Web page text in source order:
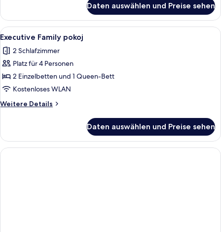
Daten auswählen und Preise sehen
Alle
Fotos
für
Executive
Family
pokoj
anzeigen
Executive Family pokoj |
13
Executive Family pokoj
2 Schlafzimmer
Platz für 4 Personen
2 Einzelbetten und 1 Queen-Bett
Kostenloses WLAN
Weitere Details
Weitere
Family
pokoj
Daten auswählen und Preise sehen